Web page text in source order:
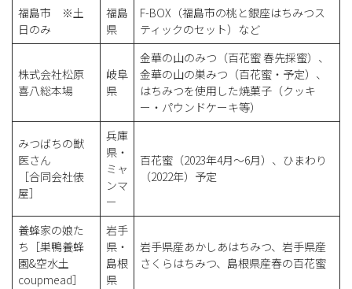
福島市 ※土
日のみ
福島
県
F-BOX（福島市の桃と銀座はちみつス
ティックのセット）など
株式会社松原
喜八総本場
岐阜
県
金華の山のみつ（百花蜜 春先採蜜）、
金華の山の巣みつ（百花蜜・予定）、
はちみつを使用した焼菓子（クッキ
ー・パウンドケーキ等）
みつばちの獣
医さん
［合同会社俵
屋］
兵庫
県・
ミャ
ンマ
ー
百花蜜（2023年4月～6月）、ひまわり
（2022年）予定
養蜂家の娘た
ち［巣鴨養蜂
園&空水土
coupmead］
岩手
県・
島根
県
岩手県産あかしあはちみつ、岩手県産
さくらはちみつ、島根県産春の百花蜜